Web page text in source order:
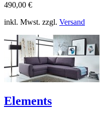
490,00 €
inkl. Mwst. zzgl. Versand
Elements